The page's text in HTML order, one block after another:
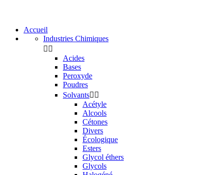
Accueil
Industries Chimiques
 
Acides
Bases
Peroxyde
Poudres
Solvants 
Acétyle
Alcools
Cétones
Divers
Écologique
Esters
Glycol éthers
Glycols